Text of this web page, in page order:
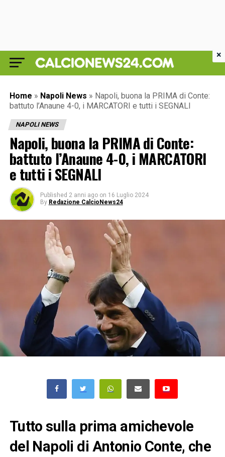
Home » Napoli News » Napoli, buona la PRIMA di Conte:
battuto l’Anaune 4-0, i MARCATORI e tutti i SEGNALI
NAPOLI NEWS
Napoli, buona la PRIMA di Conte:
battuto l’Anaune 4-0, i MARCATORI
e tutti i SEGNALI
Published 2 anni ago on 16 Luglio 2024
By Redazione CalcioNews24
Tutto sulla prima amichevole
del Napoli di Antonio Conte, che
×